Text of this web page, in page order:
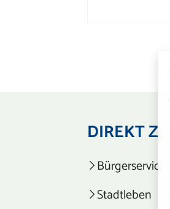
DIREKT ZU
Bürgerservice
Stadtleben